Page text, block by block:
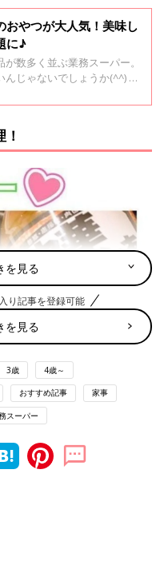
おやつが大人気！美味し
に♪
数多く並ぶ業務スーパー。
んじゃないでしょうか(^^) 今
した♪ 育児や家事の合間にサ
ご覧くださいね。
を見る
り記事を登録可能
を見る
3歳 4歳～
おすすめ記事 家事
スーパー